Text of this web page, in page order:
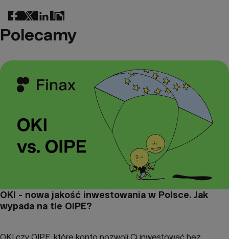
Polecamy
OKI - nowa jakość inwestowania w Polsce. Jak
wypada na tle OIPE?